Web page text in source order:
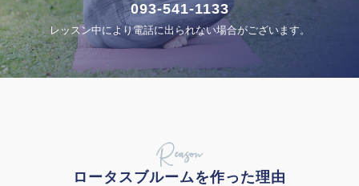
093-541-1133
レッスン中により電話に出られない場合がございます。
Reason
ロータスブルームを作った理由